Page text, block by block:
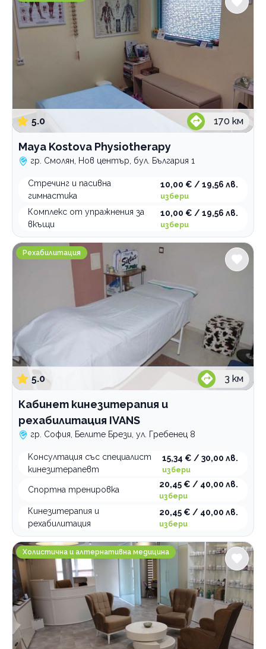
5.0 170 км
Maya Kostova Physiotherapy
гр. Смолян, Нов център, бул. България 1
Стречинг и пасивна
гимнастика
10,00 € / 19,56 лв.
избери
Комплекс от упражнения за
вкъщи
10,00 € / 19,56 лв.
избери
Кабинет кинезитерапия и рехабилитация IVANS
Рехабилитация
5.0 3 км
Кабинет кинезитерапия и
рехабилитация IVANS
гр. София, Белите Брези, ул. Гребенец 8
Kонсултация със специалист
кинезитерапевт
15,34 € / 30,00 лв.
избери
Спортна тренировка
20,45 € / 40,00 лв.
избери
Кинезитерапия и
рехабилитация
20,45 € / 40,00 лв.
избери
Медицински център Качествен живот
Холистична и алтернативна медицина
Смолян
Пловдив
Стара Загора
Услуги
лимфен дренаж
oстеопатичен масаж
дълбокотъканен масаж
лечебни масажи
спортни масажи
Кинезитерапия
кинезиология
кинезиотейпинг
преглед и консултация
програми и терапии
Лечебна гимнастика
лечение
Физиотерапия
вторичен преглед
програми и терапии
първичен преглед
Категории
Психология и психотерапия
Ортодонтия
Грижи за възрастни хора
Интравенозни терапии
Логопедични услуги
Имплантолог
Холистична и алтернативна медицина
Лаборатории
Медицински услуги
Стоматологични услуги
По домовете